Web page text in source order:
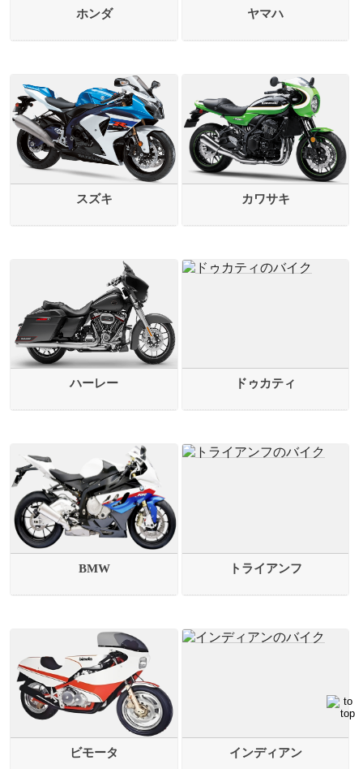
ホンダ ヤマハ
スズキ カワサキ
ハーレー ドゥカティ
BMW トライアンフ
ビモータ インディアン